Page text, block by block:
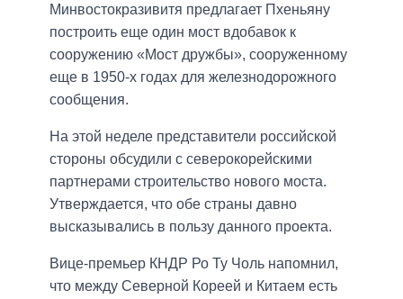
Минвостокразивитя предлагает Пхеньяну
построить еще один мост вдобавок к
сооружению «Мост дружбы», сооруженному
еще в 1950-х годах для железнодорожного
сообщения.
На этой неделе представители российской
стороны обсудили с северокорейскими
партнерами строительство нового моста.
Утверждается, что обе страны давно
высказывались в пользу данного проекта.
Вице-премьер КНДР Ро Ту Чоль напомнил,
что между Северной Кореей и Китаем есть